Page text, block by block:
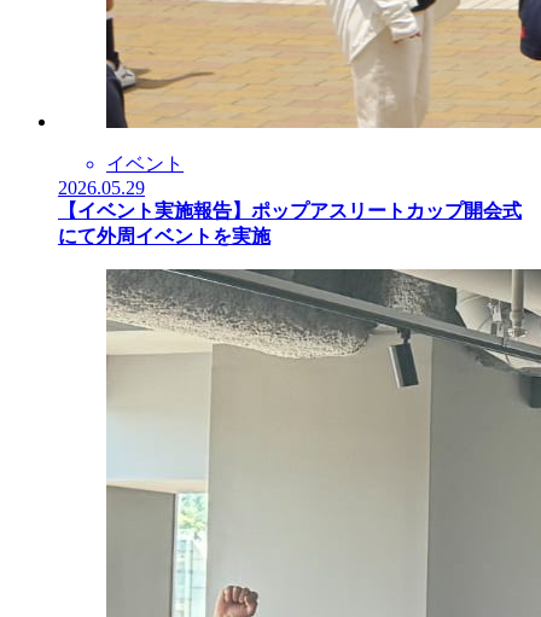
イベント
2026.05.29
【イベント実施報告】ポップアスリートカップ開会式
にて外周イベントを実施